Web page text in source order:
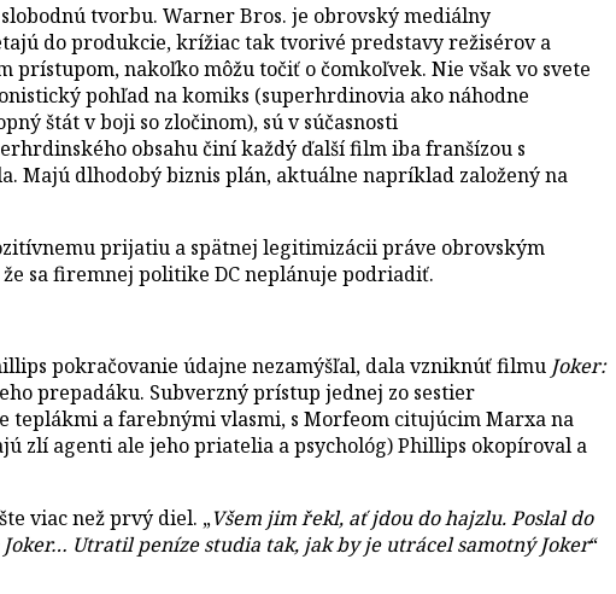
tvorbu. Warner Bros. je obrovský mediálny
do produkcie, krížiac tak tvorivé predstavy režisérov a
prístupom, nakoľko môžu točiť o čomkoľvek. Nie však vo svete
pohľad na komiks (superhrdinovia ako náhodne
štát v boji so zločinom), sú v súčasnosti
obsahu činí každý ďalší film iba franšízou s
Majú dlhodobý biznis plán, aktuálne napríklad založený na
prijatiu a spätnej legitimizácii práve obrovským
sa firemnej politike DC neplánuje podriadiť.
pokračovanie údajne nezamýšľal, dala vzniknúť filmu Joker:
prepadáku. Subverzný prístup jednej zo sestier
teplákmi a farebnými vlasmi, s Morfeom citujúcim Marxa na
zlí agenti ale jeho priatelia a psychológ) Phillips okopíroval a
viac než prvý diel. „Všem jim řekl, ať jdou do hajzlu. Poslal do
Utratil peníze studia tak, jak by je utrácel samotný Joker“